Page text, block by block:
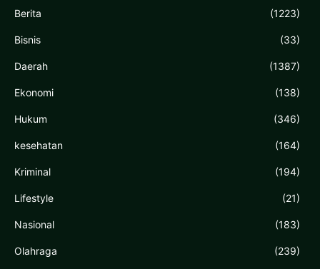
Berita (1223)
Bisnis (33)
Daerah (1387)
Ekonomi (138)
Hukum (346)
kesehatan (164)
Kriminal (194)
Lifestyle (21)
Nasional (183)
Olahraga (239)